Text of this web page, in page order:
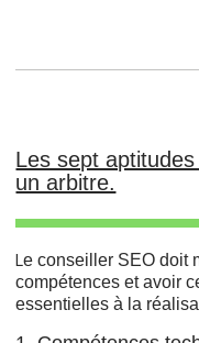
Les sept
un arbitre.
Le conseiller SEO doit
compétences et avoir
essentielles à la